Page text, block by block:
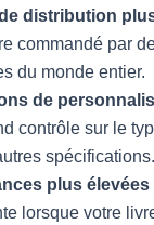
distribution
commandé par
du monde entier.
de
contrôle sur le
spécifications.
plus élevées
lorsque votre